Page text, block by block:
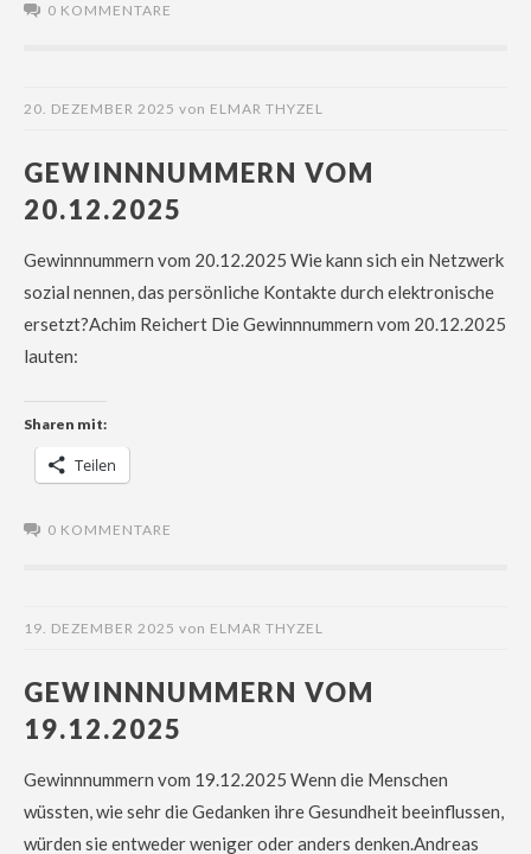
0 KOMMENTARE
20. DEZEMBER 2025 von ELMAR THYZEL
GEWINNNUMMERN VOM
20.12.2025
Gewinnnummern vom 20.12.2025 Wie kann sich ein Netzwerk
sozial nennen, das persönliche Kontakte durch elektronische
ersetzt?Achim Reichert Die Gewinnnummern vom 20.12.2025
lauten:
Sharen mit:
Teilen
0 KOMMENTARE
19. DEZEMBER 2025 von ELMAR THYZEL
GEWINNNUMMERN VOM
19.12.2025
Gewinnnummern vom 19.12.2025 Wenn die Menschen
wüssten, wie sehr die Gedanken ihre Gesundheit beeinflussen,
würden sie entweder weniger oder anders denken.Andreas